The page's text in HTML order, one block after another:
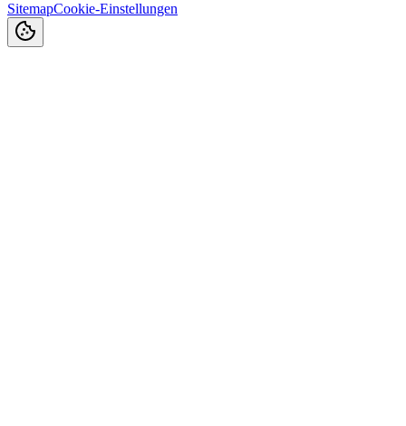
SitemapCookie-Einstellungen